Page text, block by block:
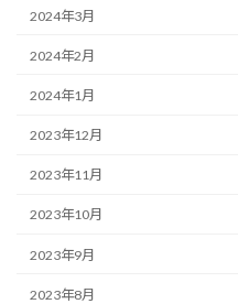
2024年3月
2024年2月
2024年1月
2023年12月
2023年11月
2023年10月
2023年9月
2023年8月